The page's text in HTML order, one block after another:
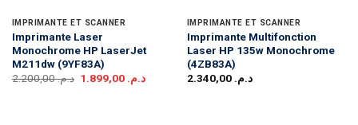
IMPRIMANTE ET SCANNER
Imprimante Laser
Monochrome HP LaserJet
M211dw (9YF83A)
د.م.2.200,00
Le
د.م. 1.899,00
Le
IMPRIMANTE ET SCANNER
Imprimante Multifonction
Laser HP 135w Monochrome
(4ZB83A)
د.م. 2.340,00